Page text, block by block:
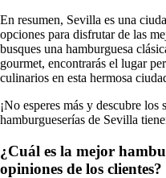
En resumen, Sevilla es una
opciones para disfrutar de las
busques una hamburguesa
gourmet, encontrarás el lugar
culinarios en esta hermosa
¡No esperes más y descubre los
hamburgueserías de Sevilla
¿Cuál es la mejor
opiniones de los clientes?